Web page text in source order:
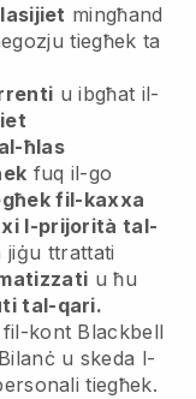
mingħand
tiegħek ta
u ibgħat il-
ħlas
fuq il-go
fil-kaxxa
l-prijorità tal-
ttrattati
u ħu
tal-qari.
fil-kont Blackbell
u skeda l-
tiegħek.